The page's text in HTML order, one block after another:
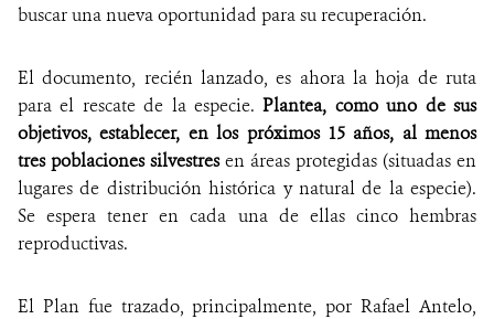
buscar una nueva oportunidad para su recuperación.
El documento, recién lanzado, es ahora la hoja de ruta
para el rescate de la especie.Plantea, como uno de sus
objetivos, establecer, en los próximos 15 años, al menos
tres poblaciones silvestresen áreas protegidas (situadas en
lugares de distribución histórica y natural de la especie).
Se espera tener en cada una de ellas cinco hembras
reproductivas.
El Plan fue trazado, principalmente, por Rafael Antelo,